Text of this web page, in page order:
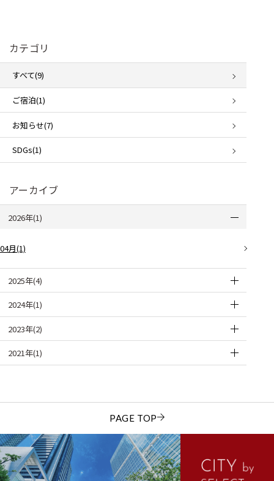
カテゴリ
すべて(9)
ご宿泊(1)
お知らせ(7)
SDGs(1)
アーカイブ
2026年(1)
04月(1)
2025年(4)
2024年(1)
2023年(2)
2021年(1)
PAGE TOP